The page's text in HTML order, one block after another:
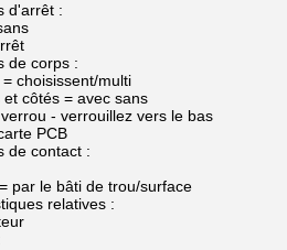
d'arrêt :
de corps :
choisissent/multi
côtés = avec sans
- verrouillez vers le bas
PCB
de contact :
par le bâti de trou/surface
relatives :